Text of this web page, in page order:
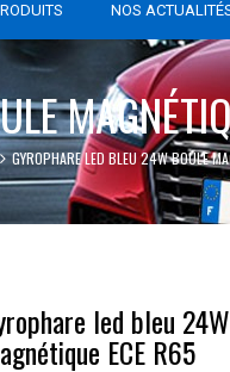
NOS
GYROPHARE LED BLEU 24W BOULE
led bleu
ECE R65